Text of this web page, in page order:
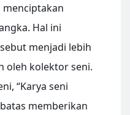
menciptakan
Hal ini
menjadi lebih
oleh kolektor seni.
“Karya seni
memberikan